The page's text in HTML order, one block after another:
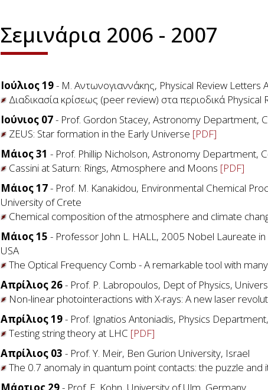
Σεμινάρια 2006 - 2007
Ιούλιος 19- M. Aντωνογιαννάκης, Physical Review Letters
Διαδικασία κρίσεως (peer review) στα περιοδικά Physical
Ιούνιος 07- Prof. Gordon Stacey, Astronomy Department,
ZEUS: Star formation in the Early Universe [PDF]
Μάιος 31 - Prof. Phillip Nicholson, Astronomy Department,
Cassini at Saturn: Rings, Atmosphere and Moons [PDF]
Μάιος 17- Prof. M. Kanakidou, Environmental Chemical
University of Crete
Chemical composition of the atmosphere and climate
Μάιος 15 - Professor John L. HALL, 2005 Nobel Laureate
USA
The Optical Frequency Comb - A remarkable tool with
Απρίλιος 26- Prof. P. Labropoulos, Dept of Physics,
Non-linear photointeractions with X-rays: A new laser
Απρίλιος 19- Prof. Ignatios Antoniadis, Physics
Testing string theory at LHC [PDF]
Απρίλιος 03 - Prof. Y. Meir, Ben Gurion University, Israel
The 0.7 anomaly in quantum point contacts: the puzzle and